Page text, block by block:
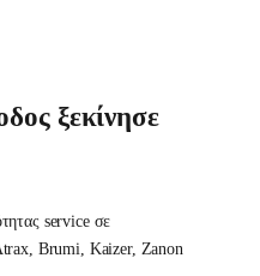
ξεκίνησε
service σε
Brumi, Kaizer, Zanon